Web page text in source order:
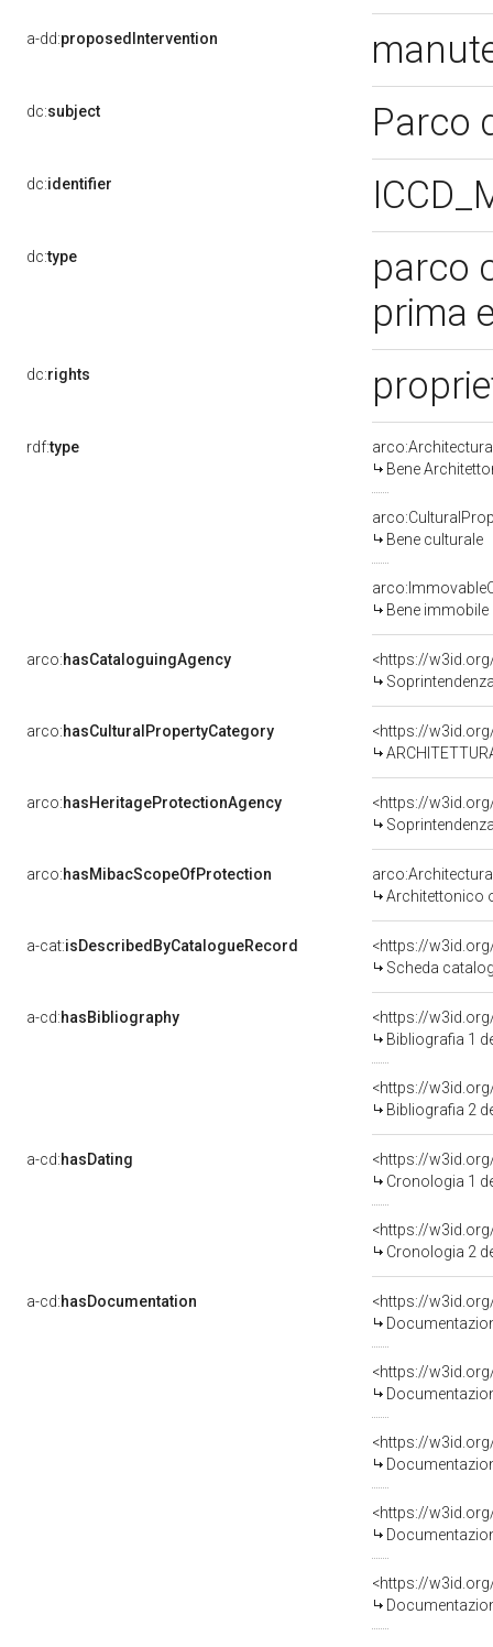
a-dd:proposedIntervention
dc:subject Parco
dc:identifier
dc:type
parco
prima
dc:rights
rdf:type
Bene
Bene culturale
Bene immobile
arco:hasCataloguingAgency
<https://
Soprintendenza
arco:hasCulturalPropertyCategory
<https://
arco:hasHeritageProtectionAgency
<https://
Soprintendenza
arco:hasMibacScopeOfProtection
Architettonico
a-cat:isDescribedByCatalogueRecord
<https://
Scheda
a-cd:hasBibliography
<https://
Bibliografia 1
<https://
Bibliografia 2
a-cd:hasDating
<https://
Cronologia 1
<https://
Cronologia 2
a-cd:hasDocumentation